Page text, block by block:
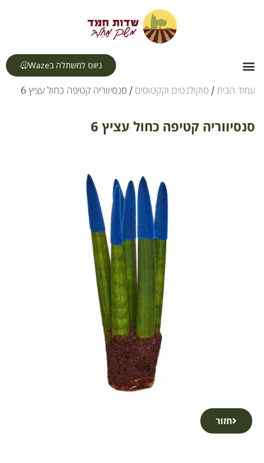
ניווט למשתלה בWaze
עמוד הבית/ סוקולנטים וקקטוסים/ סנסיווריה קטיפה כחול עציץ 6
סנסיווריה קטיפה כחול עציץ 6
חזור